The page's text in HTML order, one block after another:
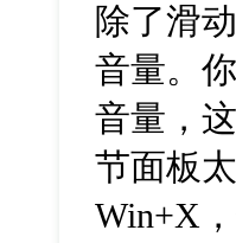
除了滑
音量。
音量，
节面板
Win+X